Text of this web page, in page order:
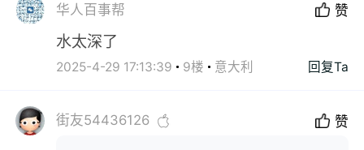
华人百事帮 赞
水太深了
2025-4-29 17:13:39 9楼 意大利 回复Ta
街友54436126 赞